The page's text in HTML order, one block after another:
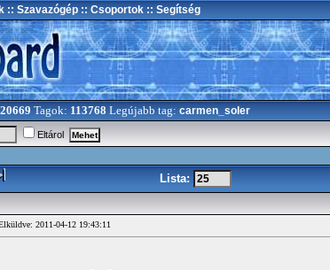
:: Szavazógép :: Csoportok :: Segítség
20669 Tagok: 113768 Legújabb tag: carmen_soler
Eltárol
Lista:
2011-04-12 19:43:11